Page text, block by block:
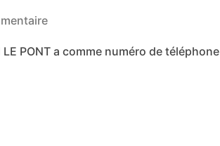
LE PONT a comme numéro de téléphone